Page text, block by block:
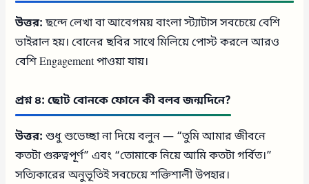
উত্তর:ছন্দে লেখা বা আবেগময় বাংলা স্ট্যাটাস সবচেয়ে বেশি
ভাইরাল হয়। বোনের ছবির সাথে মিলিয়ে পোস্ট করলে আরও
বেশি Engagement পাওয়া যায়।
প্রশ্ন ৪: ছোট বোনকে ফোনে কী বলব জন্মদিনে?
উত্তর: শুধু শুভেচ্ছা না দিয়ে বলুন — “তুমি আমার জীবনে
কতটা গুরুত্বপূর্ণ” এবং “তোমাকে নিয়ে আমি কতটা গর্বিত।”
সত্যিকারের অনুভূতিই সবচেয়ে শক্তিশালী উপহার।